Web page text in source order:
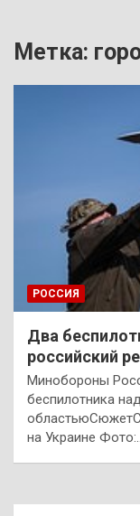
Метка:
РОССИЯ
Два
российский
Минобороны
беспилотника
на Украине